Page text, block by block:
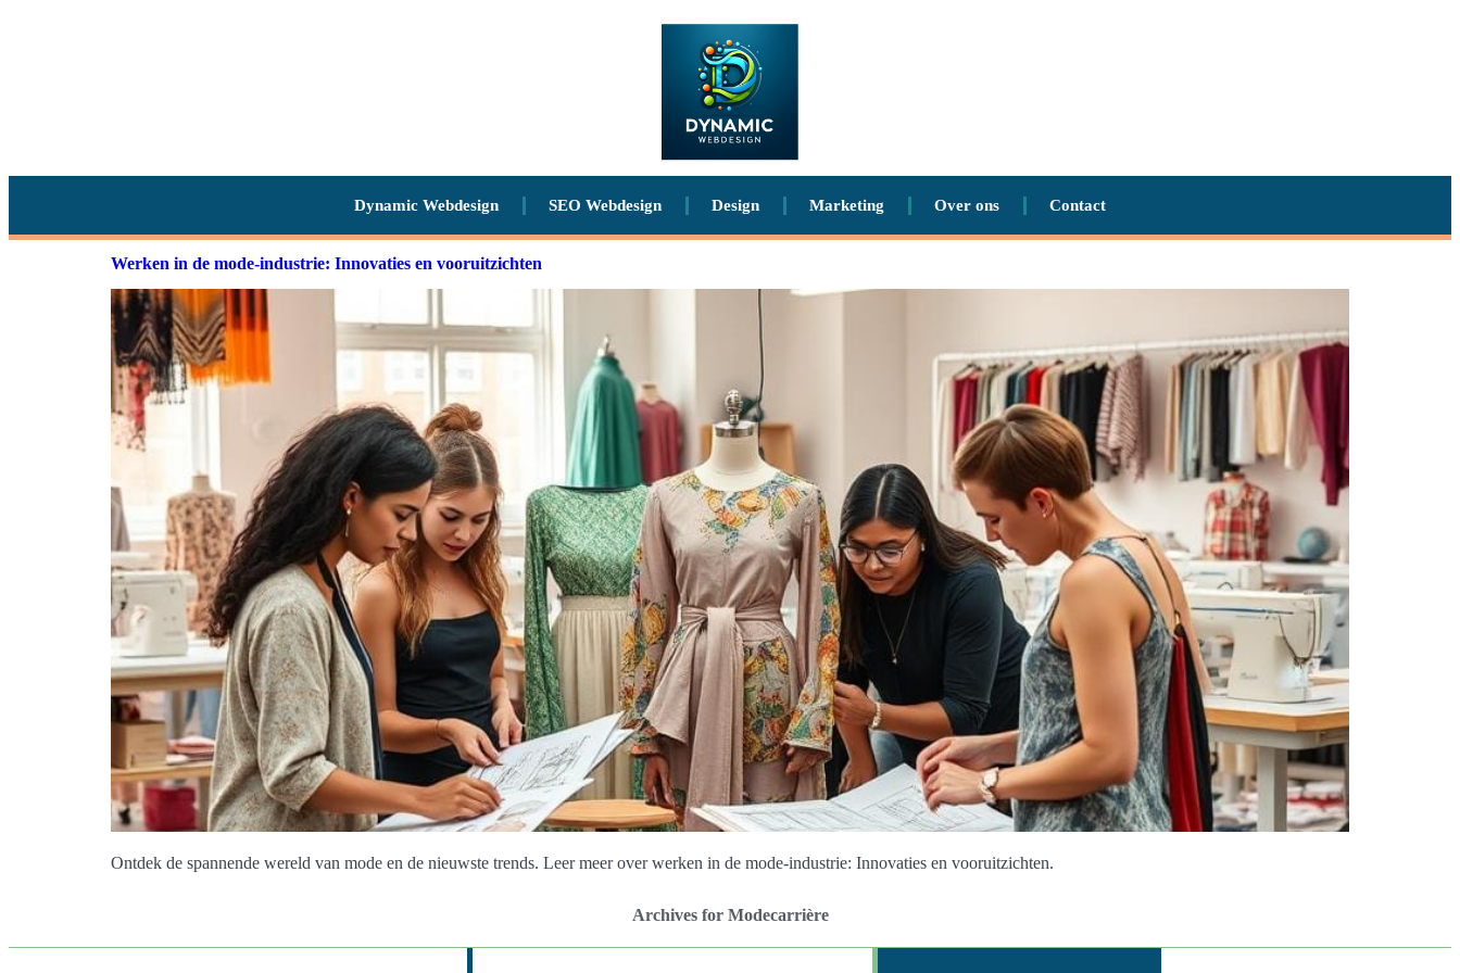
Dynamic Webdesign SEO Webdesign Design Marketing Over ons Contact
Werken in de mode-industrie: Innovaties en vooruitzichten
Ontdek de spannende wereld van mode en de nieuwste trends. Leer meer over werken in de mode-industrie: Innovaties en vooruitzichten.
Archives for Modecarrière